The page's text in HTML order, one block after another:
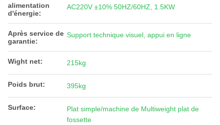
alimentation
d'énergie:
AC220V ±10% 50HZ/60HZ, 1.5KW
Après service de
garantie:
Support technique visuel, appui en ligne
Wight net: 215kg
Poids brut: 395kg
Surface:
Plat simple/machine de Multiweight plat de
fossette